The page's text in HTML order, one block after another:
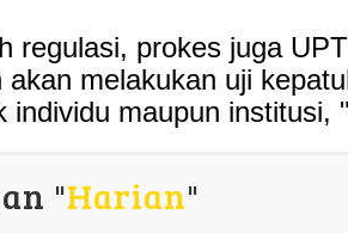
regulasi, prokes juga
akan melakukan uji
individu maupun institusi,
"Harian"